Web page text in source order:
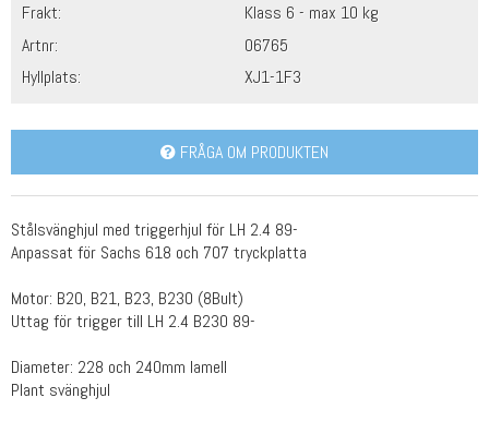
Frakt:
Klass 6 - max 10 kg
Artnr:
06765
Hyllplats:
XJ1-1F3
FRÅGA OM PRODUKTEN
Stålsvänghjul med triggerhjul för LH 2.4 89-
Anpassat för Sachs 618 och 707 tryckplatta
Motor: B20, B21, B23, B230 (8Bult)
Uttag för trigger till LH 2.4 B230 89-
Diameter: 228 och 240mm lamell
Plant svänghjul